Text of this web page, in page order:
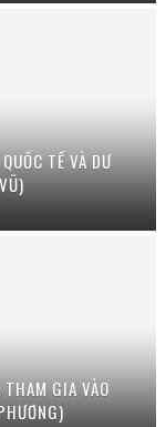
TẾ VÀ DƯ
GIA VÀO